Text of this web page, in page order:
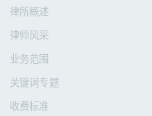
律所概述
律师风采
业务范围
关键词专题
收费标准